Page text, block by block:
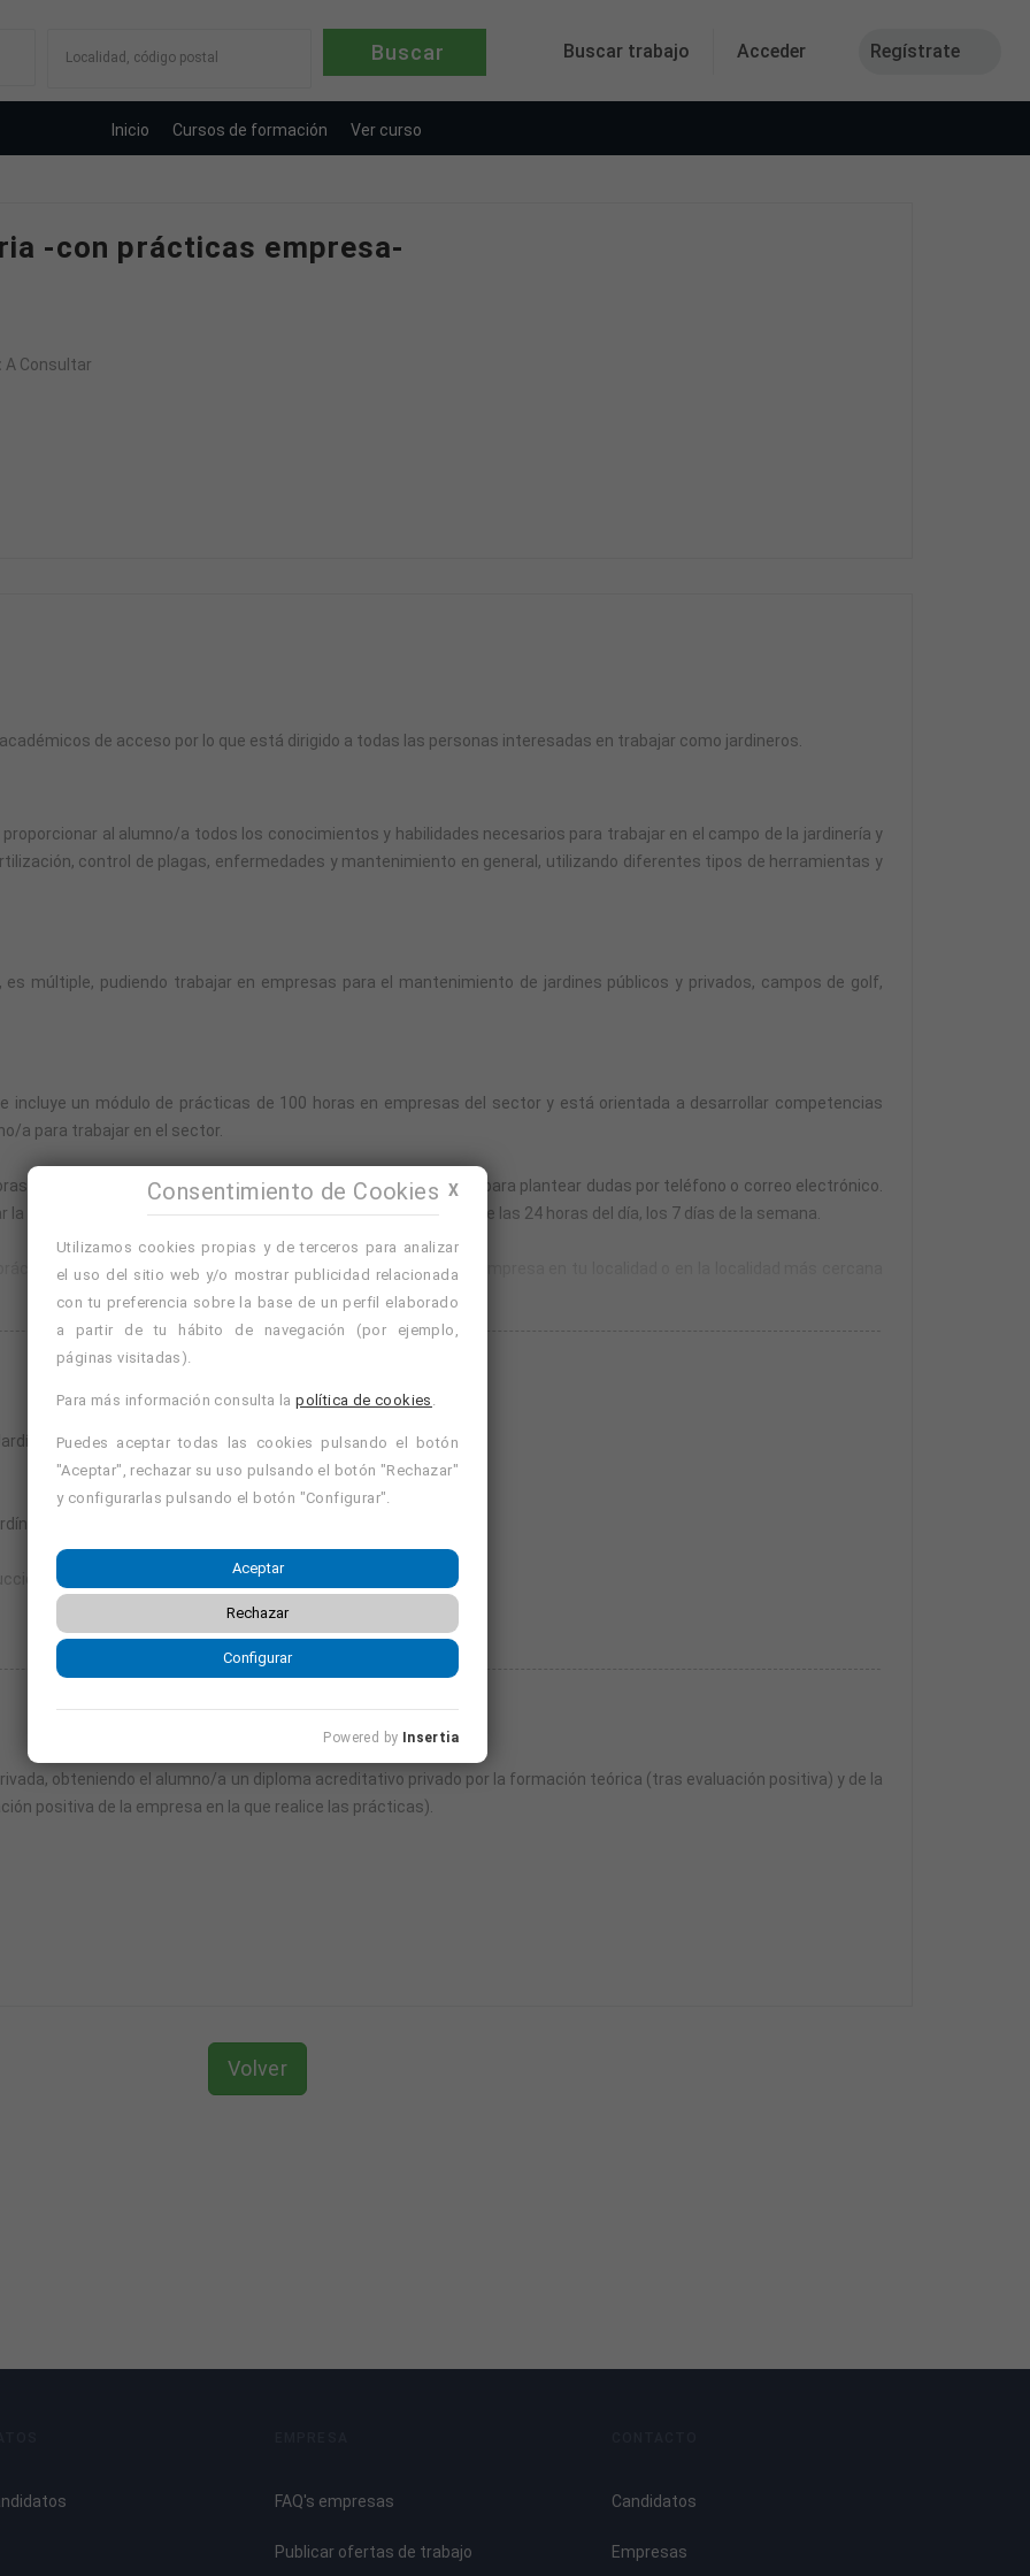
Buscar trabajo Acceder Regístrate
Localidad, código postal
Inicio Cursos de formación Ver curso
-con prácticas empresa-
A Consultar
de acceso por lo que está dirigido a todas las personas interesadas en trabajar como jardineros.
proporcionar al alumno/a todos los conocimientos y habilidades necesarios para trabajar en el campo de la jardinería y
control de plagas, enfermedades y mantenimiento en general, utilizando diferentes tipos de herramientas y
es múltiple, pudiendo trabajar en empresas para el mantenimiento de jardines públicos y privados, campos de golf,
incluye un módulo de prácticas de 100 horas en empresas del sector y está orientada a desarrollar competencias
a para trabajar en el sector.
y se imparte en modalidad online, con un servicio de tutorías para plantear dudas por teléfono o correo electrónico.
parte teórica, por lo que podrás avanzar a tu ritmo y conectarte las 24 horas del día, los 7 días de la semana.
o, si lo prefieres, solicitar que la academia busque una empresa en tu localidad o en la localidad más cercana
100 horas en una empresa del sector, tutorizado por la propia empresa.
entre la empresa y el alumno/a, y se dispondrá de un máximo de un año para realizarlas desde la finalización de la
teórica y práctica.
y Mantenimiento de un Jardín
de Jardinería y la Poda del Jardín
obteniendo el alumno/a un diploma acreditativo privado por la formación teórica (tras evaluación positiva) y de la
positiva de la empresa en la que realice las prácticas).
Volver
FAQ's empresas
Publicar ofertas de trabajo
Candidatos
Empresas
X
Consentimiento de Cookies
Utilizamos cookies propias y de terceros para analizar
el uso del sitio web y/o mostrar publicidad relacionada
con tu preferencia sobre la base de un perfil elaborado
a partir de tu hábito de navegación (por ejemplo,
páginas visitadas).
Para más información consulta lapolítica de cookies
Puedes aceptar todas las cookies pulsando el botón
"Aceptar", rechazar su uso pulsando el botón "Rechazar"
y configurarlas pulsando el botón "Configurar".
Aceptar
Rechazar
Configurar
Powered by Insertia